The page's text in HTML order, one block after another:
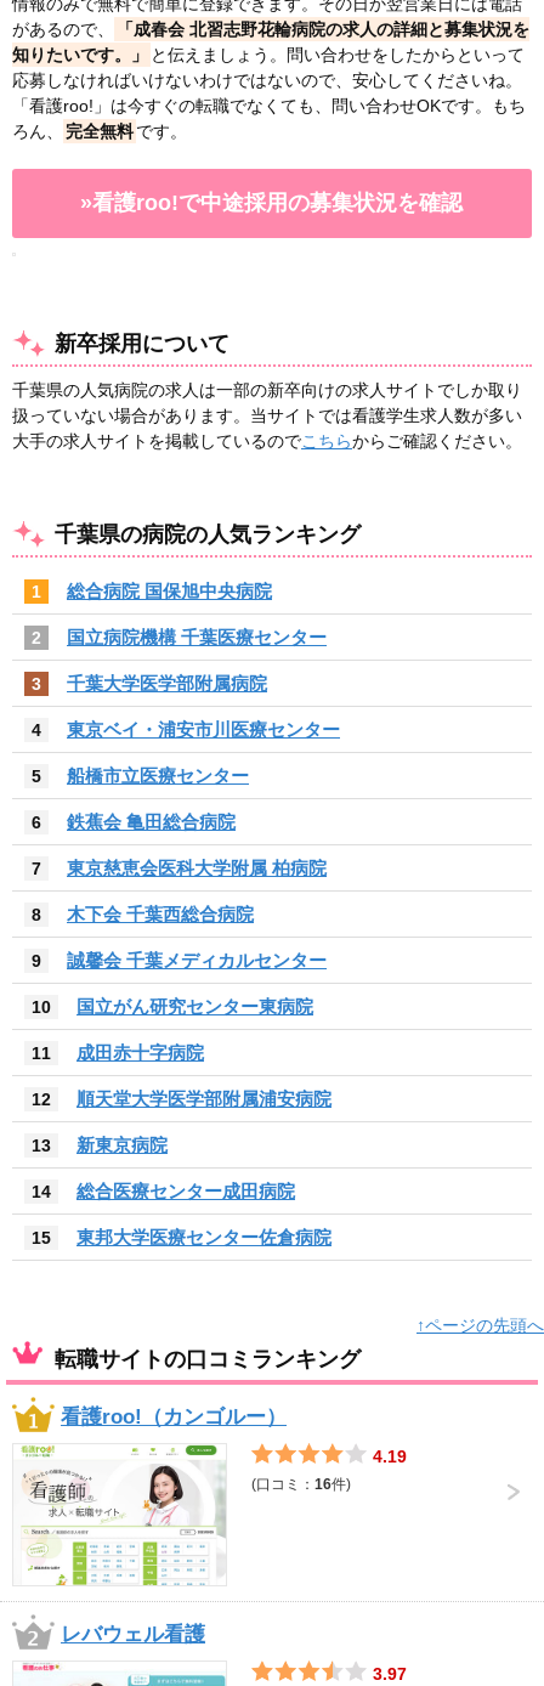
情報のみで無料で簡単に登録できます。その日か翌営業日には電話
があるので、
「成春会 北習志野花輪病院の求人の詳細と募集状況を
知りたいです。」
と伝えましょう。問い合わせをしたからといって
応募しなければいけないわけではないので、安心してくださいね。
「看護roo!」は今すぐの転職でなくても、問い合わせOKです。もち
ろん、
完全無料です。
»看護roo!で中途採用の募集状況を確認
新卒採用について
千葉県の人気病院の求人は一部の新卒向けの求人サイトでしか取り
扱っていない場合があります。当サイトでは看護学生求人数が多い
大手の求人サイトを掲載しているのでこちらからご確認ください。
千葉県の病院の人気ランキング
1 総合病院 国保旭中央病院
2 国立病院機構 千葉医療センター
3 千葉大学医学部附属病院
4 東京ベイ・浦安市川医療センター
5 船橋市立医療センター
6 鉄蕉会 亀田総合病院
7 東京慈恵会医科大学附属 柏病院
8 木下会 千葉西総合病院
9 誠馨会 千葉メディカルセンター
10 国立がん研究センター東病院
11 成田赤十字病院
12 順天堂大学医学部附属浦安病院
13 新東京病院
14 総合医療センター成田病院
15 東邦大学医療センター佐倉病院
↑ページの先頭へ
転職サイトの口コミランキング
看護roo!（カンゴルー）
4.19
(口コミ：16件)
レバウェル看護
3.97